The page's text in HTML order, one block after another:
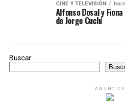
CINE Y TELEVISIÓN
Alfonso Dosal y
de Jorge Cuchí
Buscar
ANUNCIOS